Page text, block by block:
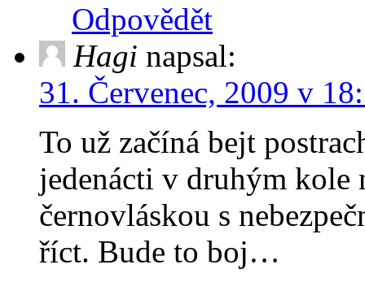
Odpovědět
Hagi napsal:
31. Červenec, 2009 v
To už začíná bejt
jedenácti v druhým kole
černovláskou s
říct. Bude to boj…